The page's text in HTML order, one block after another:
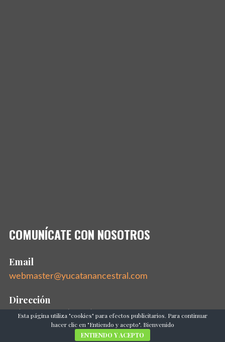
COMUNÍCATE CON NOSOTROS
Email
webmaster@yucatanancestral.com
Dirección
Mérida, Yucatán, México 97000
Esta página utiliza "cookies" para efectos publicitarios. Para continuar
hacer clic en "Entiendo y acepto". Bienvenido
ENTIENDO Y ACEPTO